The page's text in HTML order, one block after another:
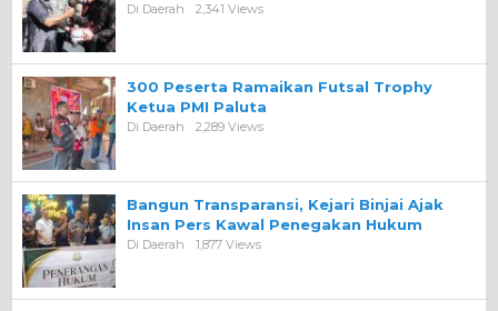
Di Daerah 2,341 Views
300 Peserta Ramaikan Futsal Trophy
Ketua PMI Paluta
Di Daerah 2,289 Views
Bangun Transparansi, Kejari Binjai Ajak
Insan Pers Kawal Penegakan Hukum
Di Daerah 1,877 Views